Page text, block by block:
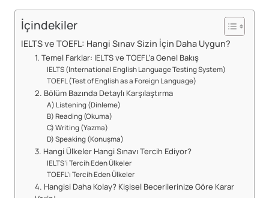
İçindekiler
IELTS ve TOEFL: Hangi Sınav Sizin İçin Daha Uygun?
1. Temel Farklar: IELTS ve TOEFL’a Genel Bakış
IELTS (International English Language Testing System)
TOEFL (Test of English as a Foreign Language)
2. Bölüm Bazında Detaylı Karşılaştırma
A) Listening (Dinleme)
B) Reading (Okuma)
C) Writing (Yazma)
D) Speaking (Konuşma)
3. Hangi Ülkeler Hangi Sınavı Tercih Ediyor?
IELTS’i Tercih Eden Ülkeler
TOEFL’ı Tercih Eden Ülkeler
4. Hangisi Daha Kolay? Kişisel Becerilerinize Göre Karar